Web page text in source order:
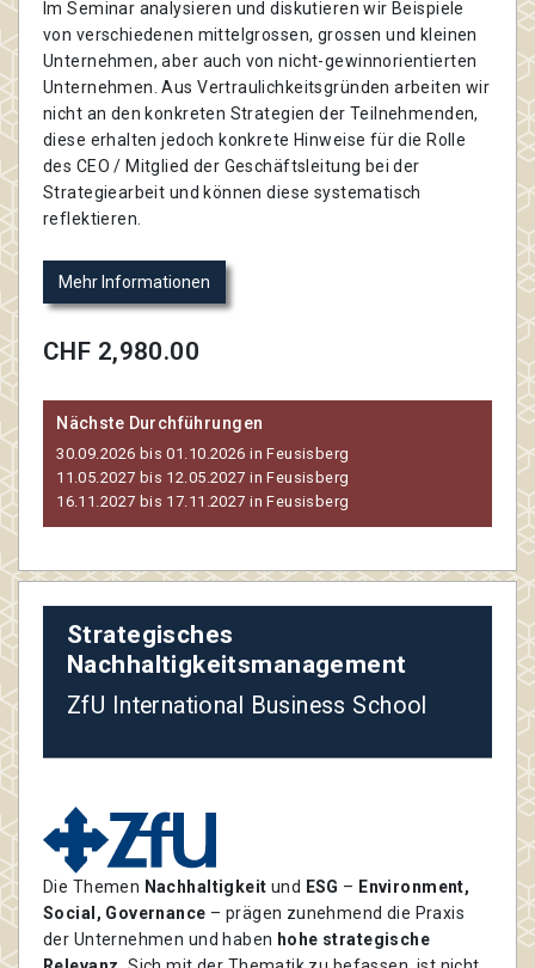
Im Seminar analysieren und diskutieren wir Beispiele
von verschiedenen mittelgrossen, grossen und kleinen
Unternehmen, aber auch von nicht-gewinnorientierten
Unternehmen. Aus Vertraulichkeitsgründen arbeiten wir
nicht an den konkreten Strategien der Teilnehmenden,
diese erhalten jedoch konkrete Hinweise für die Rolle
des CEO / Mitglied der Geschäftsleitung bei der
Strategiearbeit und können diese systematisch
reflektieren.
Mehr Informationen
CHF 2,980.00
Nächste Durchführungen
30.09.2026 bis 01.10.2026 in Feusisberg
11.05.2027 bis 12.05.2027 in Feusisberg
16.11.2027 bis 17.11.2027 in Feusisberg
Strategisches
Nachhaltigkeitsmanagement
ZfU International Business School
Die Themen Nachhaltigkeit und ESG – Environment,
Social, Governance – prägen zunehmend die Praxis
der Unternehmen und haben hohe strategische